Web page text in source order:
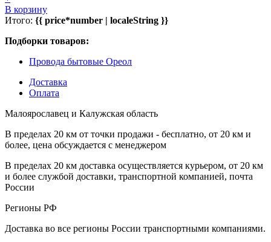
В корзину
Итого: {{ price*number | localeString }}
Подборки товаров:
Провода бытовые Ореол
Доставка
Оплата
Малоярославец и Калужская область
В пределах 20 км от точки продажи - бесплатно, от 20 км и
более, цена обсуждается с менеджером
В пределах 20 км доставка осуществляется курьером, от 20 км
и более службой доставки, транспортной компанией, почта
России
Регионы РФ
Доставка во все регионы России транспортными компаниями.